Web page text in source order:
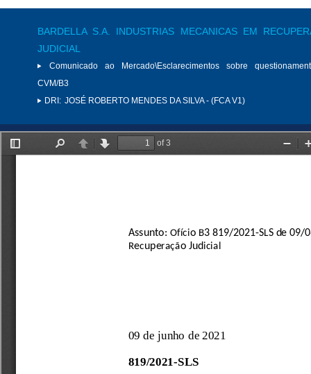
BARDELLA S.A. INDUSTRIAS MECANICAS EM
JUDICIAL
Comunicado ao Mercado\Esclarecimentos sobre
CVM/B3
DRI: JOSÉ ROBERTO MENDES DA SILVA - (FCA V1)